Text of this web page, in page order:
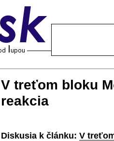
V treťom bloku
reakcia
Diskusia k článku: V